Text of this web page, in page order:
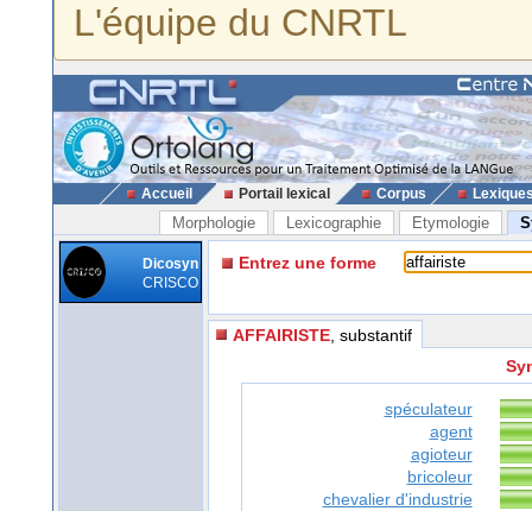
L'équipe du CNRTL
Accueil Portail lexical Corpus
Morphologie Lexicographie Etymologie
Dicosyn
CRISCO
Entrez une forme
AFFAIRISTE , substantif
spéculateur
agent
agioteur
bricoleur
chevalier d'industrie